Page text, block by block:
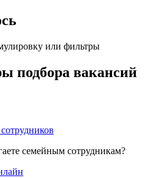
или фильтры
подбора вакансий
семейным сотрудникам?